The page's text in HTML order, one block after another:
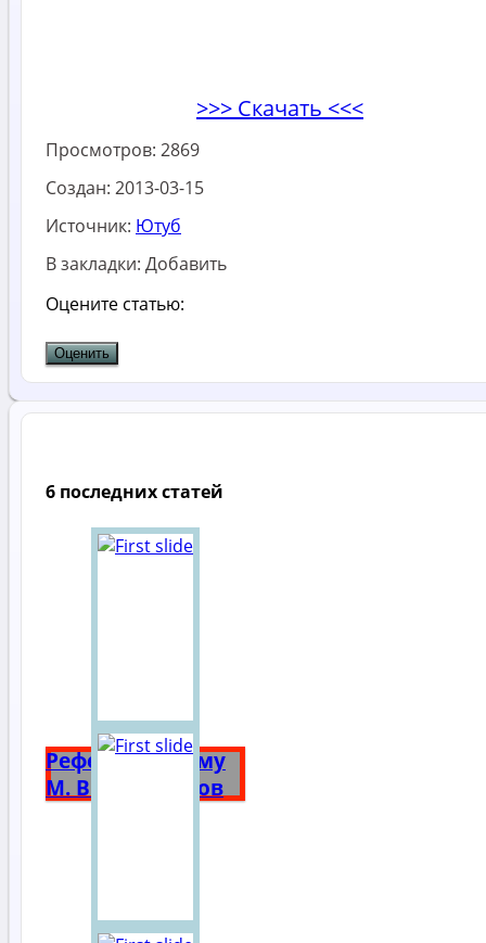
>>> Скачать <<<
Просмотров: 2869
Создан: 2013-03-15
Источник: Ютуб
В закладки: Добавить
Оцените статью:
6 последних статей
Реферат на тему
М. В. Ломоносов